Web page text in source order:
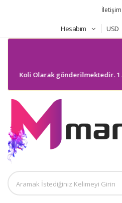
İletişim
Hesabım USD
Koli Olarak gönderilmektedir. 1